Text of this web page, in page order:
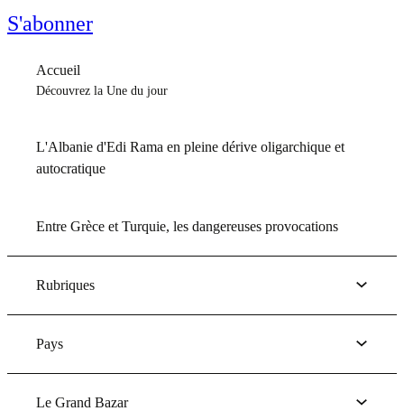
S'abonner
Accueil
Découvrez la Une du jour
L'Albanie d'Edi Rama en pleine dérive oligarchique et
autocratique
Entre Grèce et Turquie, les dangereuses provocations
Rubriques
Pays
Le Grand Bazar